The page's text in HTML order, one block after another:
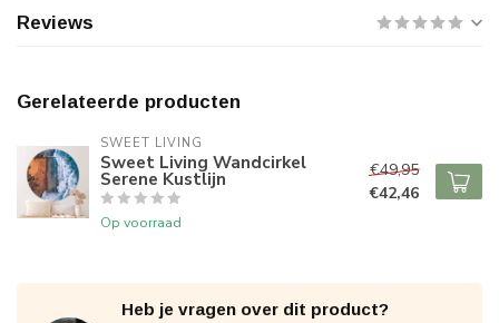
Reviews
Gerelateerde producten
SWEET LIVING
Sweet Living Wandcirkel
Serene Kustlijn
Op voorraad
€49,95
€42,46
Heb je vragen over dit product?